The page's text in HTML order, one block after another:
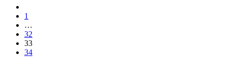
1
…
32
33
34